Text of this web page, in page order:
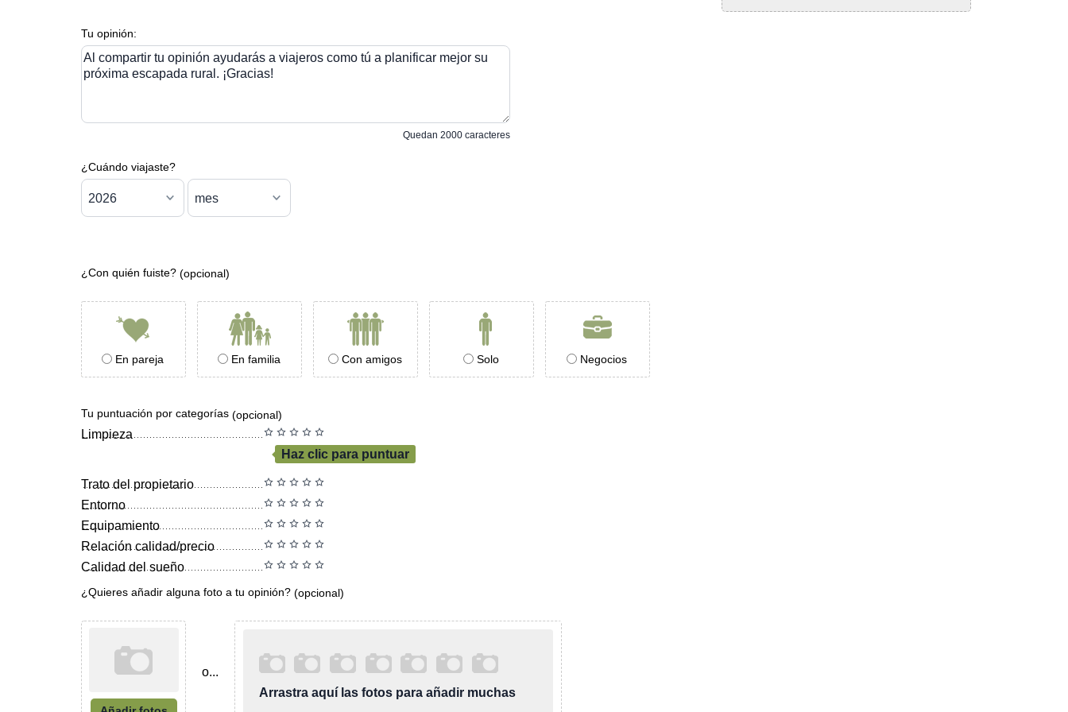
Tu opinión:
Al compartir tu opinión ayudarás a viajeros como tú a planificar mejor su
próxima escapada rural. ¡Gracias!
Quedan 2000 caracteres
¿Cuándo viajaste?
¿Con quién fuiste? (opcional)
En pareja En familia Con amigos Solo Negocios
Tu puntuación por categorías (opcional)
Limpieza
Haz clic para puntuar
Trato del propietario
Entorno
Equipamiento
Relación calidad/precio
Calidad del sueño
¿Quieres añadir alguna foto a tu opinión? (opcional)
o...
Arrastra aquí las fotos para añadir muchas